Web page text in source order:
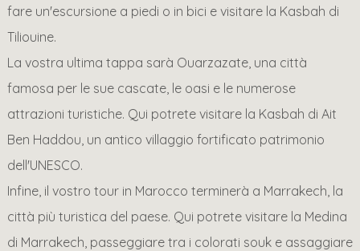
fare un'escursione a piedi o in bici e visitare la Kasbah di
Tiliouine.
La vostra ultima tappa sarà Ouarzazate, una città
famosa per le sue cascate, le oasi e le numerose
attrazioni turistiche. Qui potrete visitare la Kasbah di Ait
Ben Haddou, un antico villaggio fortificato patrimonio
dell'UNESCO.
Infine, il vostro tour in Marocco terminerà a Marrakech, la
città più turistica del paese. Qui potrete visitare la Medina
di Marrakech, passeggiare tra i colorati souk e assaggiare